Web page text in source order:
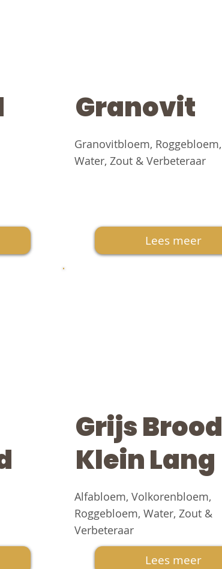
Granovit
Granovitbloem, Roggebloem,
Water, Zout & Verbeteraar
Lees meer
Grijs Brood
Klein Lang
Alfabloem, Volkorenbloem,
Roggebloem, Water, Zout &
Verbeteraar
Lees meer